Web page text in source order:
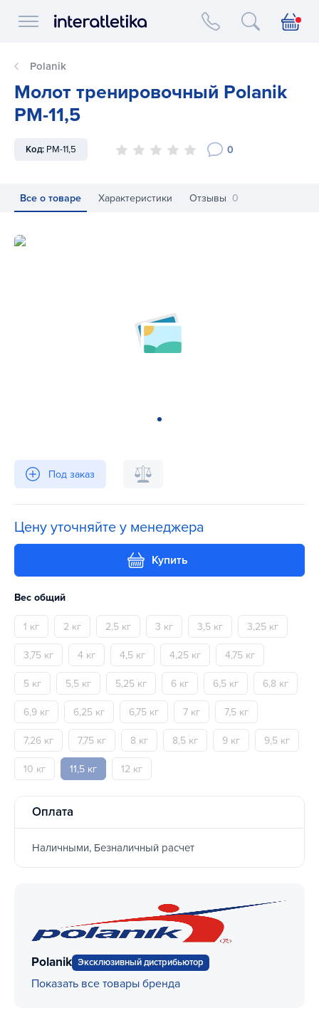
Interatletika logo
Polanik
Молот тренировочный Polanik
PM-11,5
Код: PM-11,5 0
Все о товаре Характеристики Отзывы 0
Молот тренировочный Polanik PM-11,5
Под заказ
Цену уточняйте у менеджера
Купить
Вес общий
1 кг 2 кг 2,5 кг 3 кг 3,5 кг 3,25 кг
3,75 кг 4 кг 4,5 кг 4,25 кг 4,75 кг
5 кг 5,5 кг 5,25 кг 6 кг 6,5 кг 6,8 кг
6,9 кг 6,25 кг 6,75 кг 7 кг 7,5 кг
7,26 кг 7,75 кг 8 кг 8,5 кг 9 кг 9,5 кг
10 кг 11,5 кг 12 кг
Оплата
Наличными, Безналичный расчет
Polanik Эксклюзивный дистрибьютор
Показать все товары бренда